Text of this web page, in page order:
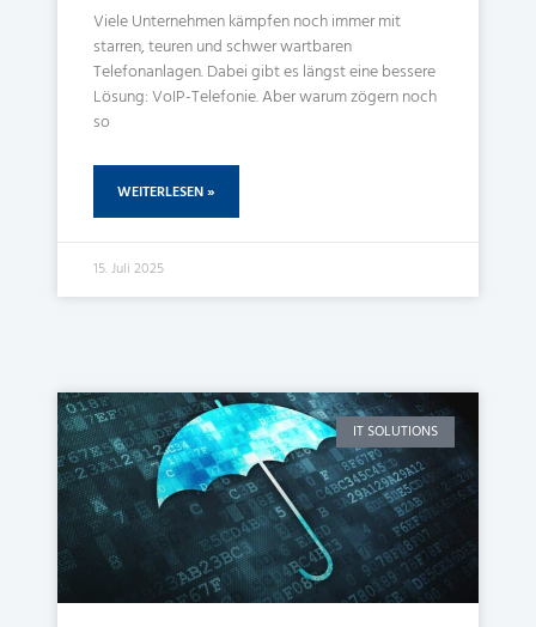
Viele Unternehmen kämpfen noch immer mit
starren, teuren und schwer wartbaren
Telefonanlagen. Dabei gibt es längst eine bessere
Lösung: VoIP-Telefonie. Aber warum zögern noch
so
WEITERLESEN »
15. Juli 2025
IT SOLUTIONS